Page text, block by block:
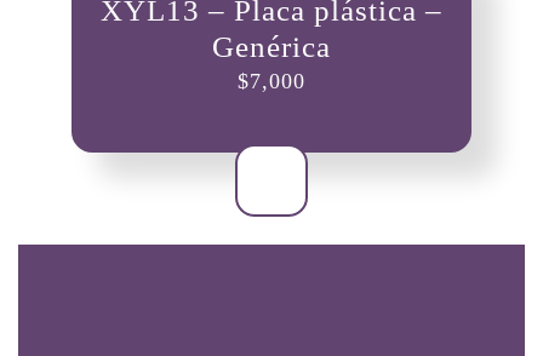
XYL13 – Placa plástica –
Genérica
$7,000